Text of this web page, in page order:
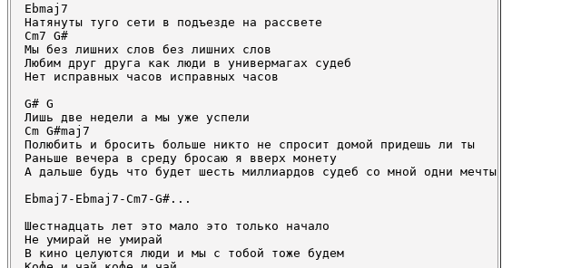
Ebmaj7
Натянуты туго сети в подъезде на рассвете
Cm7 G#
Мы без лишних слов без лишних слов
Любим друг друга как люди в универмагах судеб
Нет исправных часов исправных часов
G# G
Лишь две недели а мы уже успели
Cm G#maj7
Полюбить и бросить больше никто не спросит домой придешь ли ты
Раньше вечера в среду бросаю я вверх монету
А дальше будь что будет шесть миллиардов судеб со мной одни мечты
Ebmaj7-Ebmaj7-Cm7-G#...
Шестнадцать лет это мало это только начало
Не умирай не умирай
В кино целуются люди и мы с тобой тоже будем